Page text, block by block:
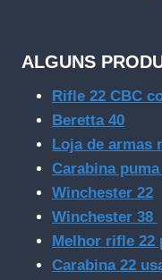
ALGUNS
Rifle 22 CBC
Beretta 40
Loja de armas
Carabina
Winchester 22
Winchester 38
Melhor rifle 22
Carabina 22